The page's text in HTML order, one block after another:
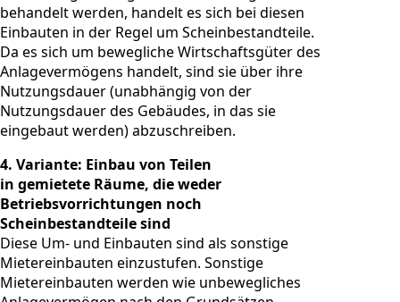
behandelt werden, handelt es sich bei diesen
Einbauten in der Regel um Scheinbestandteile.
Da es sich um bewegliche Wirtschaftsgüter des
Anlagevermögens handelt, sind sie über ihre
Nutzungsdauer (unabhängig von der
Nutzungsdauer des Gebäudes, in das sie
eingebaut werden) abzuschreiben.
4. Variante: Einbau von Teilen
in gemietete Räume, die weder
Betriebsvorrichtungen noch
Scheinbestandteile sind
Diese Um- und Einbauten sind als sonstige
Mietereinbauten einzustufen. Sonstige
Mietereinbauten werden wie unbewegliches